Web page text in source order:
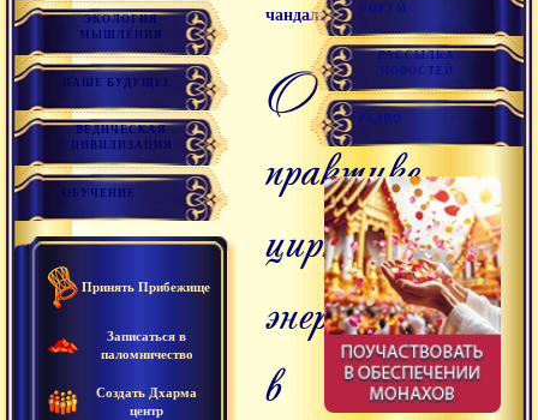
ЭКОЛОГИЯ
МЫШЛЕНИЯ
НАШЕ БУДУЩЕЕ
ВЕДИЧЕСКАЯ
ЦИВИЛИЗАЦИЯ
ОБУЧЕНИЕ
Принять Прибежище
Записаться в
паломничество
Создать Дхарма
центр
чандали
о
практике
циркуляции
энергии
в
ФОРУМ
РАССЫЛКА
НОВОСТЕЙ
РАДИО